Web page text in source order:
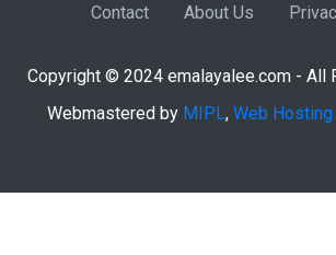
Contact About Us
Copyright © 2024 emalayalee.com - All
Webmastered by MIPL, Web Hosting